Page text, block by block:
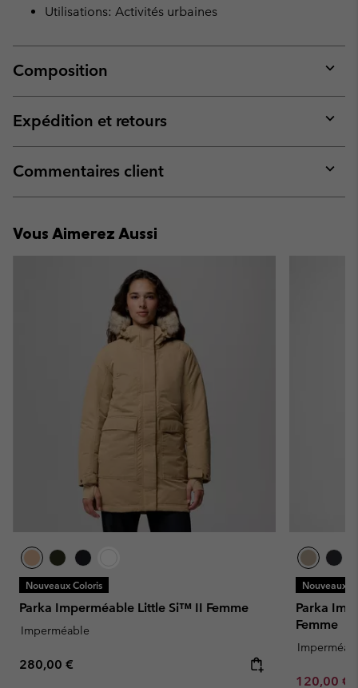
Utilisations: Activités urbaines
Composition
or
Expédition et retours
or
Commentaires client
or
Vous Aimerez Aussi
Nouveaux Coloris
Parka Imperméable Little Si™ II Femme
Imperméable
Regular price:
280,00 €
Nouveaux
Parka
Femme
Minimum
120,00 €